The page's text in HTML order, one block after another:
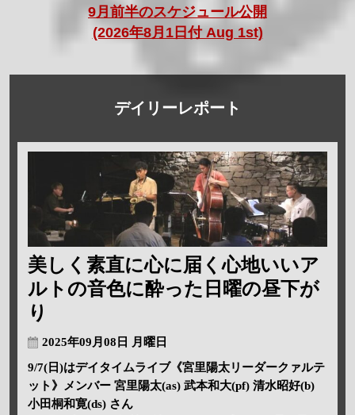
9月前半のスケジュール公開
(2026年8月1日付 Aug 1st)
デイリーレポート
美しく素直に心に届く心地いいア
ルトの音色に酔った日曜の昼下が
り
2025年09月08日 月曜日
9/7(日)はデイタイムライブ《宮里陽太リーダークァルテ
ット》メンバー 宮里陽太(as) 武本和大(pf) 清水昭好(b)
小田桐和寛(ds) さん